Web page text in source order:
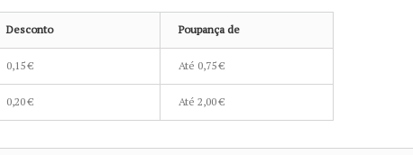
Desconto Poupança de
0,15 € Até 0,75 €
0,20 € Até 2,00 €